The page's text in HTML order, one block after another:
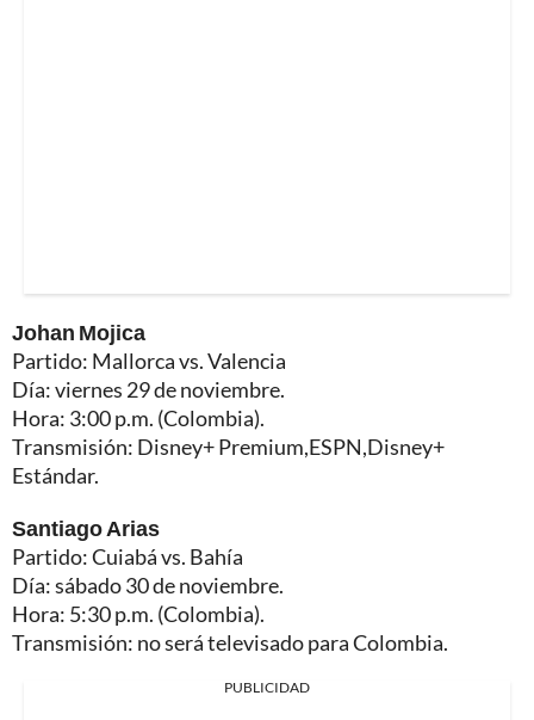
Johan Mojica
Partido: Mallorca vs. Valencia
Día: viernes 29 de noviembre.
Hora: 3:00 p.m. (Colombia).
Transmisión: Disney+ Premium,ESPN,Disney+
Estándar.
Santiago Arias
Partido: Cuiabá vs. Bahía
Día: sábado 30 de noviembre.
Hora: 5:30 p.m. (Colombia).
Transmisión: no será televisado para Colombia.
PUBLICIDAD